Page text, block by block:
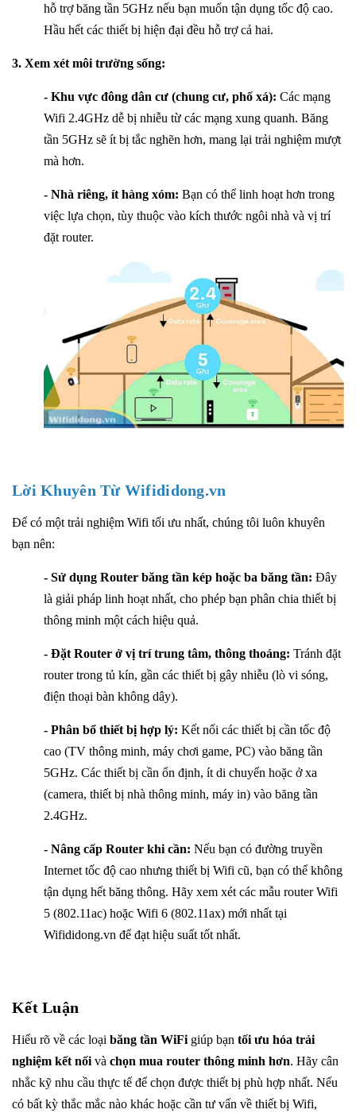
hỗ trợ băng tần 5GHz nếu bạn muốn tận dụng tốc độ cao.
Hầu hết các thiết bị hiện đại đều hỗ trợ cả hai.
3. Xem xét môi trường sống:
- Khu vực đông dân cư (chung cư, phố xá): Các mạng
Wifi 2.4GHz dễ bị nhiễu từ các mạng xung quanh. Băng
tần 5GHz sẽ ít bị tắc nghẽn hơn, mang lại trải nghiệm mượt
mà hơn.
- Nhà riêng, ít hàng xóm: Bạn có thể linh hoạt hơn trong
việc lựa chọn, tùy thuộc vào kích thước ngôi nhà và vị trí
đặt router.
Lời Khuyên Từ Wifididong.vn
Để có một trải nghiệm Wifi tối ưu nhất, chúng tôi luôn khuyên
bạn nên:
- Sử dụng Router băng tần kép hoặc ba băng tần: Đây
là giải pháp linh hoạt nhất, cho phép bạn phân chia thiết bị
thông minh một cách hiệu quả.
- Đặt Router ở vị trí trung tâm, thông thoáng: Tránh đặt
router trong tủ kín, gần các thiết bị gây nhiễu (lò vi sóng,
điện thoại bàn không dây).
- Phân bổ thiết bị hợp lý: Kết nối các thiết bị cần tốc độ
cao (TV thông minh, máy chơi game, PC) vào băng tần
5GHz. Các thiết bị cần ổn định, ít di chuyển hoặc ở xa
(camera, thiết bị nhà thông minh, máy in) vào băng tần
2.4GHz.
- Nâng cấp Router khi cần: Nếu bạn có đường truyền
Internet tốc độ cao nhưng thiết bị Wifi cũ, bạn có thể không
tận dụng hết băng thông. Hãy xem xét các mẫu router Wifi
5 (802.11ac) hoặc Wifi 6 (802.11ax) mới nhất tại
Wifididong.vn để đạt hiệu suất tốt nhất.
Kết Luận
Hiểu rõ về các loại băng tần WiFi giúp bạn tối ưu hóa trải
nghiệm kết nối và chọn mua router thông minh hơn. Hãy cân
nhắc kỹ nhu cầu thực tế để chọn được thiết bị phù hợp nhất. Nếu
có bất kỳ thắc mắc nào khác hoặc cần tư vấn về thiết bị Wifi,